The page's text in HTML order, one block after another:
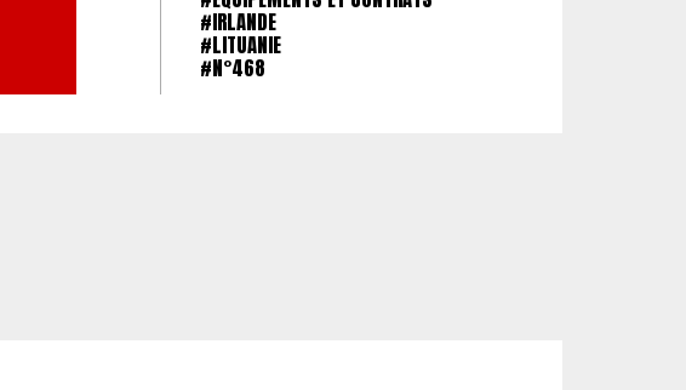
#IRLANDE
#LITUANIE
#N°468